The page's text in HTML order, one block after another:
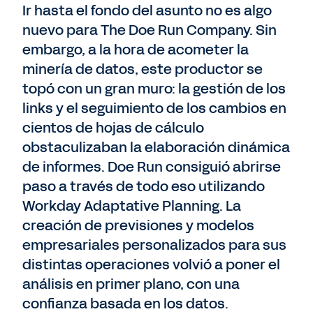
Ir hasta el fondo del asunto no es algo
nuevo para The Doe Run Company. Sin
embargo, a la hora de acometer la
minería de datos, este productor se
topó con un gran muro: la gestión de los
links y el seguimiento de los cambios en
cientos de hojas de cálculo
obstaculizaban la elaboración dinámica
de informes. Doe Run consiguió abrirse
paso a través de todo eso utilizando
Workday Adaptative Planning. La
creación de previsiones y modelos
empresariales personalizados para sus
distintas operaciones volvió a poner el
análisis en primer plano, con una
confianza basada en los datos.